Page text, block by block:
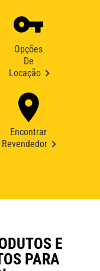
Opções
De
Locação
Encontrar
Revendedor
E
PARA